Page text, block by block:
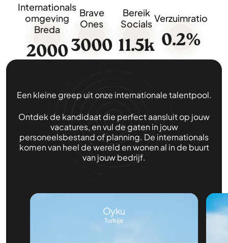
Internationals
omgeving
Breda
2000
Brave
Ones
3000
Bereik
Socials
11.5k
Verzuimratio
0.2%
Een kleine greep uit onze internationale talentpool.
Ontdek de kandidaat die perfect aansluit op jouw
vacatures, en vul de gaten in jouw
personeelsbestand of planning. De internationals
komen van heel de wereld en wonen al in de buurt
van jouw bedrijf.
Oyku
Turkije